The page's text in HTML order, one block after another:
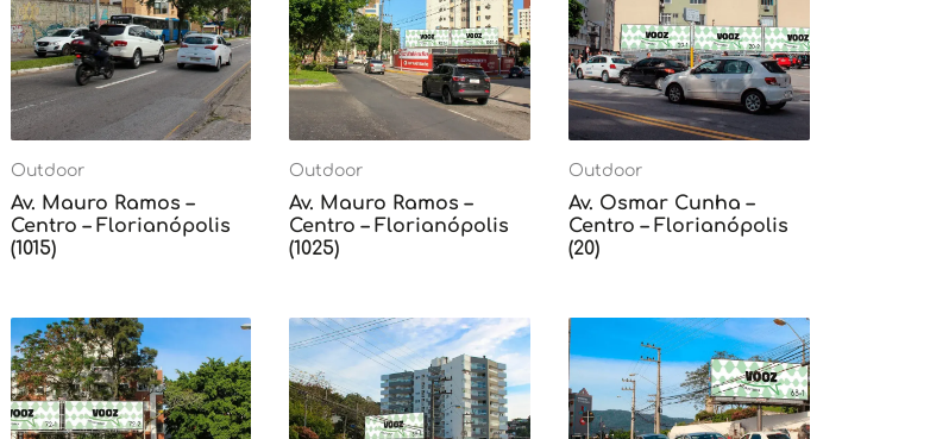
Outdoor
Av. Mauro Ramos –
Centro – Florianópolis
(1015)
Outdoor
Av. Mauro Ramos –
Centro – Florianópolis
(1025)
Outdoor
Av. Osmar Cunha –
Centro – Florianópolis
(20)